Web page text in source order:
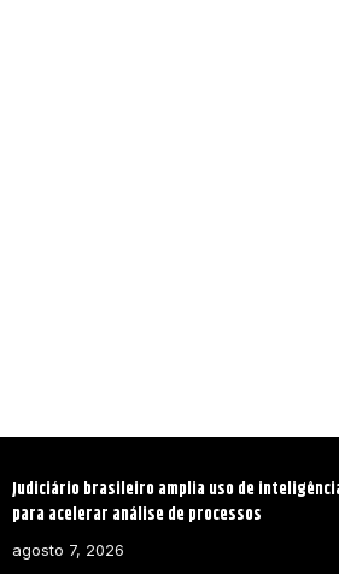
Judiciário brasileiro amplia uso de
para acelerar análise de processos
agosto 7, 2026